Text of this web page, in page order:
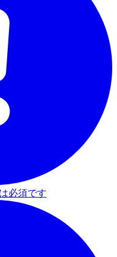
必須です